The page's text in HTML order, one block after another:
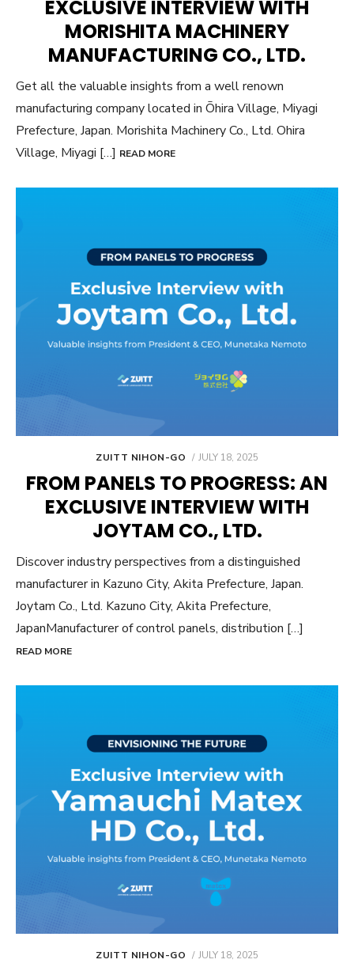
EXCLUSIVE INTERVIEW WITH
MORISHITA MACHINERY
MANUFACTURING CO., LTD.
Get all the valuable insights from a well renown
manufacturing company located in Ōhira Village, Miyagi
Prefecture, Japan. Morishita Machinery Co., Ltd. Ohira
Village, Miyagi […] READ MORE
ZUITT NIHON-GO
POSTED
JULY 18, 2025
FROM PANELS TO PROGRESS: AN
EXCLUSIVE INTERVIEW WITH
JOYTAM CO., LTD.
Discover industry perspectives from a distinguished
manufacturer in Kazuno City, Akita Prefecture, Japan.
Joytam Co., Ltd. Kazuno City, Akita Prefecture,
JapanManufacturer of control panels, distribution […]
READ MORE
ZUITT NIHON-GO
POSTED
JULY 18, 2025